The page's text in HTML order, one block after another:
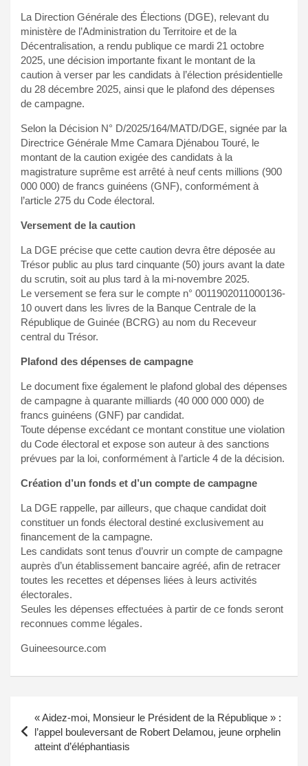
La Direction Générale des Élections (DGE), relevant du
ministère de l’Administration du Territoire et de la
Décentralisation, a rendu publique ce mardi 21 octobre
2025, une décision importante fixant le montant de la
caution à verser par les candidats à l’élection présidentielle
du 28 décembre 2025, ainsi que le plafond des dépenses
de campagne.
Selon la Décision N° D/2025/164/MATD/DGE, signée par la
Directrice Générale Mme Camara Djénabou Touré, le
montant de la caution exigée des candidats à la
magistrature suprême est arrêté à neuf cents millions (900
000 000) de francs guinéens (GNF), conformément à
l’article 275 du Code électoral.
Versement de la caution
La DGE précise que cette caution devra être déposée au
Trésor public au plus tard cinquante (50) jours avant la date
du scrutin, soit au plus tard à la mi-novembre 2025.
Le versement se fera sur le compte n° 0011902011000136-
10 ouvert dans les livres de la Banque Centrale de la
République de Guinée (BCRG) au nom du Receveur
central du Trésor.
Plafond des dépenses de campagne
Le document fixe également le plafond global des dépenses
de campagne à quarante milliards (40 000 000 000) de
francs guinéens (GNF) par candidat.
Toute dépense excédant ce montant constitue une violation
du Code électoral et expose son auteur à des sanctions
prévues par la loi, conformément à l’article 4 de la décision.
Création d’un fonds et d’un compte de campagne
La DGE rappelle, par ailleurs, que chaque candidat doit
constituer un fonds électoral destiné exclusivement au
financement de la campagne.
Les candidats sont tenus d’ouvrir un compte de campagne
auprès d’un établissement bancaire agréé, afin de retracer
toutes les recettes et dépenses liées à leurs activités
électorales.
Seules les dépenses effectuées à partir de ce fonds seront
reconnues comme légales.
Guineesource.com
de
l’article
« Aidez-moi, Monsieur le Président de la République » :
l’appel bouleversant de Robert Delamou, jeune orphelin
atteint d’éléphantiasis